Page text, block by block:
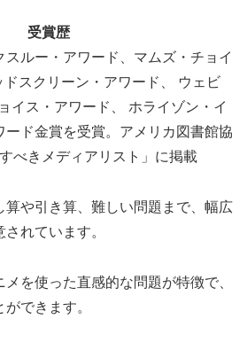
受賞歴
スルー・アワード、マムズ・チョイ
ドスクリーン・アワード、 ウェビ
イス・アワード、 ホライゾン・イ
ード金賞を受賞。アメリカ図書館協
べきメディアリスト」に掲載
算や引き算、難しい問題まで、幅広
れています。
を使った直感的な問題が特徴で、
できます。